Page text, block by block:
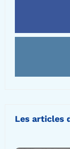
Les articles